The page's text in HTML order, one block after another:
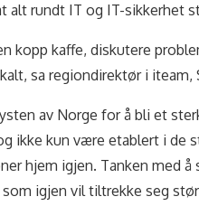
alt rundt IT og IT-sikkerhet
kopp kaffe, diskutere
sa regiondirektør i iteam,
av Norge for å bli et
ikke kun være etablert i de
hjem igjen. Tanken med
igjen vil tiltrekke seg